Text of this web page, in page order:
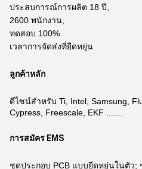
ประสบการณ์การผลิต 18 ปี,
2600 พนักงาน,
ทดสอบ 100%
เวลาการจัดส่งที่ยืดหยุ่น
ลูกค้าหลัก
ดีไซน์สำหรับ Ti, Intel, Samsung,
Cypress, Freescale, EKF .......
การสมัคร EMS
ชุดประกอบ PCB แบบยืดหยุ่นในตัว